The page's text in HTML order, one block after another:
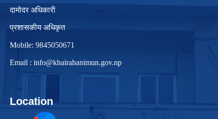
दामोदर अधिकारी
प्रशासकीय अधिकृत
Mobile: 9845050671
Email : info@khairahanimun.gov.np
Location